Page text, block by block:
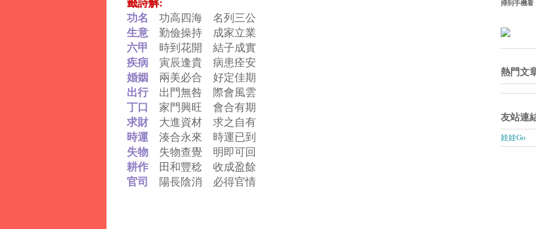
功名 功高四海 名列三公
生意 勤儉操持 成家立業
六甲 時到花開 結子成實
疾病 寅辰逢貴 病患痊安
婚姻 兩美必合 好定佳期
出行 出門無咎 際會風雲
丁口 家門興旺 會合有期
求財大進資材 求之自有
時運 湊合永來 時運已到
失物 失物查覺 明即可回
耕作 田和豐稔 收成盈餘
官司 陽長陰消 必得官情
掃到手機看
熱門文
友站連
娃娃Go